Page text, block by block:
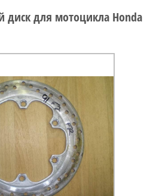
диск для мотоцикла Honda